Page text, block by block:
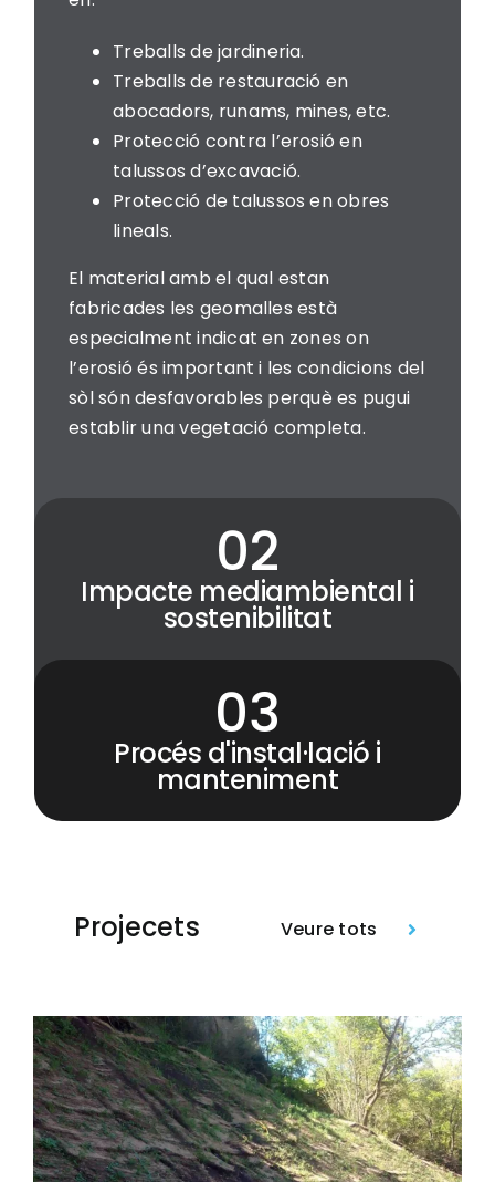
Treballs de jardineria.
Treballs de restauració en
abocadors, runams, mines, etc.
Protecció contra l’erosió en
talussos d’excavació.
Protecció de talussos en obres
lineals.
El material amb el qual estan
fabricades les geomalles està
especialment indicat en zones on
l’erosió és important i les condicions del
sòl són desfavorables perquè es pugui
establir una vegetació completa.
Impacte mediambiental i
sostenibilitat
Procés d'instal·lació i
manteniment
Projecets Veure tots